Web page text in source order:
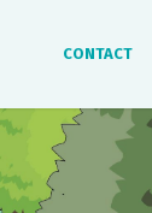
CONTACT